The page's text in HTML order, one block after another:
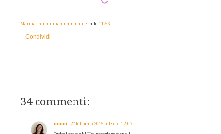
Marina damammaamamma.net alle 11:56
Condividi
34 commenti:
mami 27 febbraio 2015 alle ore 12:07